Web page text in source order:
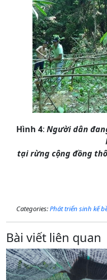
Hình 4: Người dân
tại rừng cộng đồng
Categories:Phát triển sinh kế
Bài viết liên quan